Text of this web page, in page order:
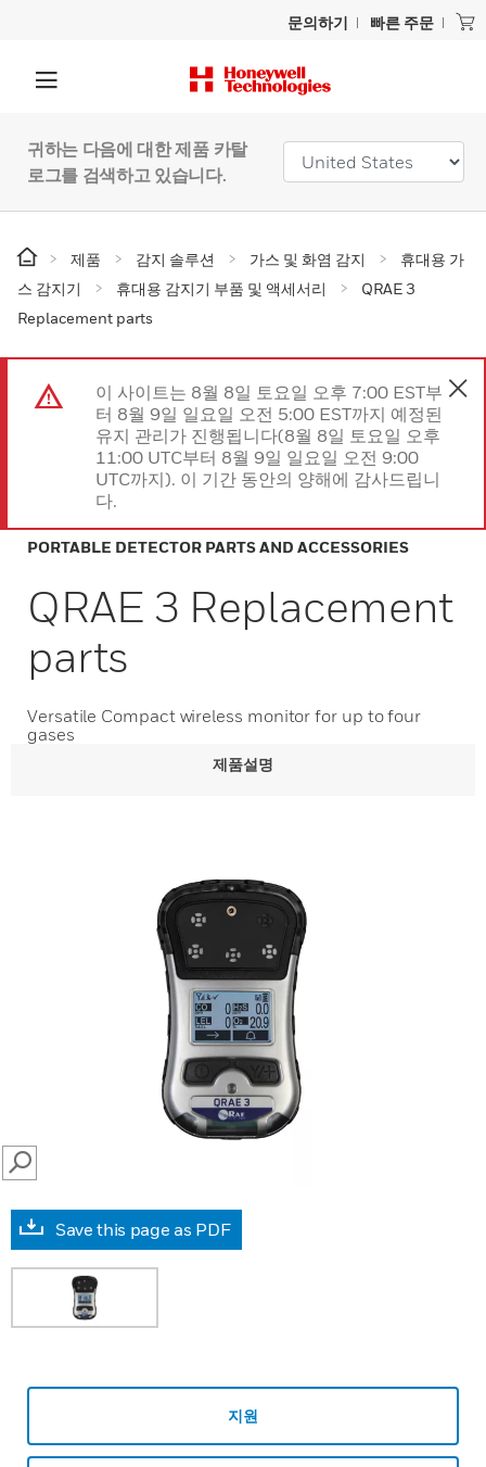
문의하기 빠른 주문
귀하는 다음에 대한 제품 카탈
로그를 검색하고 있습니다.
제품 감지 솔루션 가스 및 화염 감지
휴대용 가
스 감지기
휴대용 감지기 부품 및 액세서리
QRAE 3
Replacement parts
이 사이트는 8월 8일 토요일 오후 7:00 EST부
터 8월 9일 일요일 오전 5:00 EST까지 예정된
유지 관리가 진행됩니다(8월 8일 토요일 오후
11:00 UTC부터 8월 9일 일요일 오전 9:00
UTC까지). 이 기간 동안의 양해에 감사드립니
다.
PORTABLE DETECTOR PARTS AND ACCESSORIES
QRAE 3 Replacement
parts
Versatile Compact wireless monitor for up to four
gases
제품설명
SEARCH
Save this page as PDF
지원